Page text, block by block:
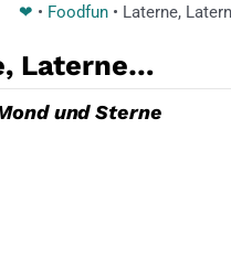
❤ • Foodfun• Laterne,
Laterne…
und Sterne